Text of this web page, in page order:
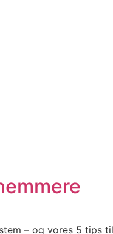
– og vores 5 tips